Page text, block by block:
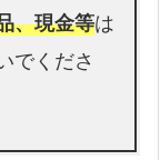
、現金等は
でくださ